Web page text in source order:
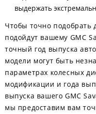
выдержать
Чтобы точно подобрать
подойдут вашему GMC
точный год выпуска
модели могут быть
параметрах колесных
модификации и года
выпуска вашего GMC
мы предоставим вам